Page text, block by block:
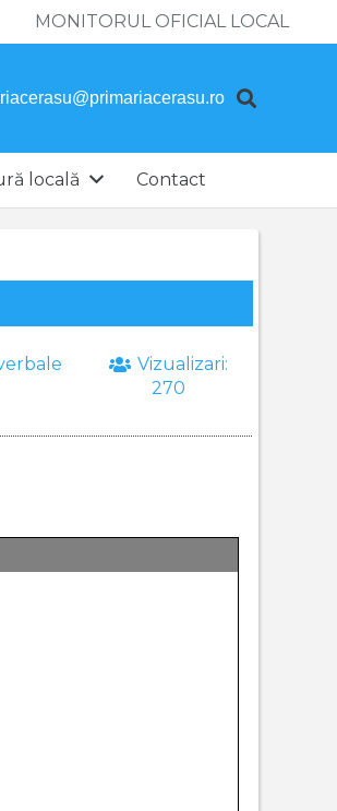
MONITORUL OFICIAL LOCAL
locală Contact
Vizualizari:
270